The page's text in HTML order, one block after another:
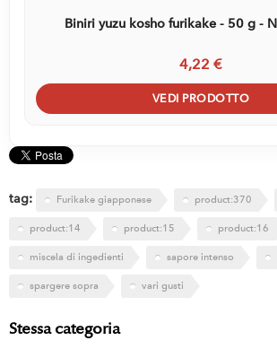
Biniri yuzu kosho furikake - 50 g -
4,22 €
VEDI PRODOTTO
tag: Furikake giapponese product:370
product:14 product:15 product:16
miscela di ingedienti sapore intenso
spargere sopra vari gusti
Stessa categoria